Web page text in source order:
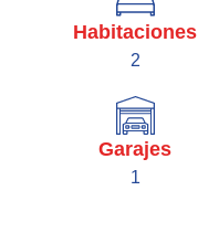
Habitaciones
2
Garajes
1